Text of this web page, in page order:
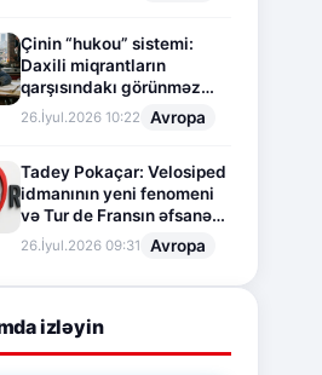
Çinin “hukou” sistemi:
Daxili miqrantların
qarşısındakı görünməz
sədd
26.İyul.2026 10:22 Avropa
Tadey Pokaçar: Velosiped
idmanının yeni fenomeni
və Tur de Fransın əfsanəvi
səhifəsi
26.İyul.2026 09:31 Avropa
izləyin